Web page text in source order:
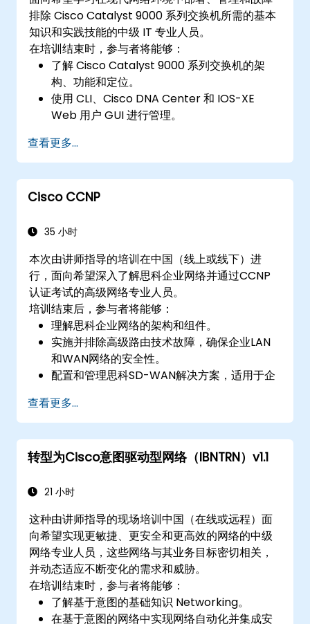
排除 Cisco Catalyst 9000 系列交换机所需的基本
知识和实践技能的中级 IT 专业人员。
在培训结束时，参与者将能够：
了解 Cisco Catalyst 9000 系列交换机的架
构、功能和定位。
使用 CLI、Cisco DNA Center 和 IOS-XE
Web 用户 GUI 进行管理。
在各种网络环境中部署交换机。
利用 Cisco DNA Center 进行设备配置、管理
和自动化。
查看更多...
Cisco CCNP
35 小时
本次由讲师指导的培训在中国（线上或线下）进
行，面向希望深入了解思科企业网络并通过CCNP
认证考试的高级网络专业人员。
培训结束后，参与者将能够：
理解思科企业网络的架构和组件。
实施并排除高级路由技术故障，确保企业LAN
和WAN网络的安全性。
配置和管理思科SD-WAN解决方案，适用于企
设计企业网络，重点关注可扩展性、安全性和
可用性。
自信地参加CCNP认证考试。
查看更多...
转型为Cisco意图驱动型网络（IBNTRN）v1.1
21 小时
这种由讲师指导的现场培训中国（在线或远程）面
向希望实现更敏捷、更安全和更高效的网络的中级
网络专业人员，这些网络与其业务目标密切相关，
并动态适应不断变化的需求和威胁。
在培训结束时，参与者将能够：
了解基于意图的基础知识 Networking。
在基于意图的网络中实现网络自动化并集成安